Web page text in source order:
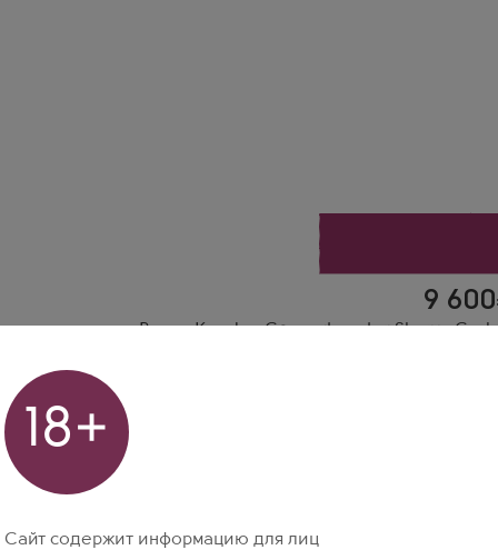
9 600
Виски Kavalan Concertmaster Sherry
18+
Сайт содержит информацию для лиц